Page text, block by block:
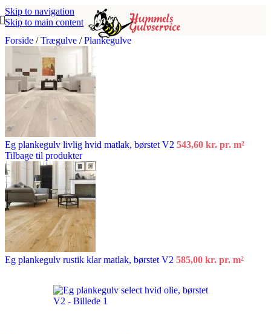
Skip to navigation
Skip to main content
Forside / Trægulve / Plankegulve
Eg plankegulv livlig hvid matlak, børstet V2 543,60 kr. pr. m²
Tilbage til produkter
Eg plankegulv rustik klar matlak, børstet V2 585,00 kr. pr. m²